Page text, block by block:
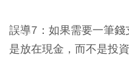
誤導7：如果需要一筆
是放在現金，而不是投